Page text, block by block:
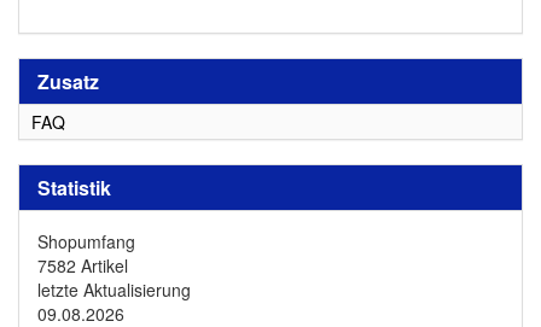
Zusatz
FAQ
Statistik
Shopumfang
7582 Artikel
letzte Aktualisierung
09.08.2026